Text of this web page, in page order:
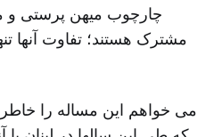
چارچوب میهن پرستی و
مشترک هستند؛ تفاوت آنها
می خواهم این مساله را